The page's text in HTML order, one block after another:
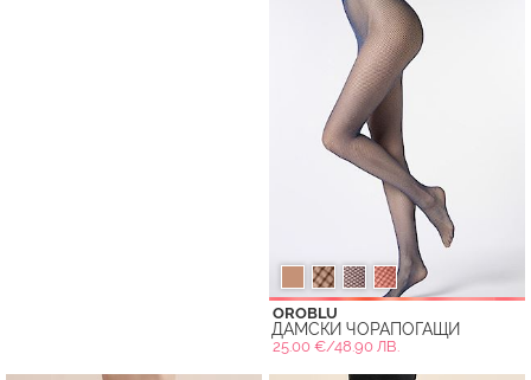
OROBLU
ДАМСКИ ЧОРАПОГАЩИ
25.00 €/48.90 ЛВ.